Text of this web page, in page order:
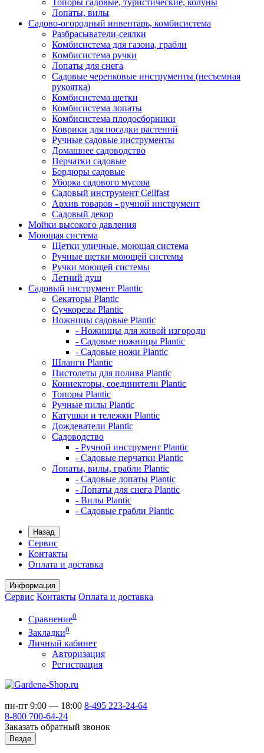
Топоры садовые, туристические, колуны
Лопаты, вилы
Садово-огородный инвентарь, комбисистема
Разбрасыватели-сеялки
Комбисистема для газона, грабли
Комбисистема ручки
Лопаты для снега
Садовые черенковые инструменты (несъемная
рукоятка)
Комбисистема щетки
Комбисистема лопаты
Комбисистема плодосборники
Коврики для посадки растений
Ручные садовые инструменты
Домашнее садоводство
Перчатки садовые
Бордюры садовые
Уборка садового мусора
Садовый инструмент Cellfast
Архив товаров - ручной инструмент
Садовый декор
Мойки высокого давления
Моющая система
Щетки уличные, моющая система
Ручные щетки моющей системы
Ручки моющей системы
Летний душ
Садовый инструмент Plantic
Секаторы Plantic
Сучкорезы Plantic
Ножницы садовые Plantic
- Ножницы для живой изгороди
- Садовые ножницы Plantic
- Садовые ножи Plantic
Шланги Plantic
Пистолеты для полива Plantic
Коннекторы, соединители Plantic
Топоры Plantic
Ручные пилы Plantic
Катушки и тележки Plantic
Дождеватели Plantic
Садоводство
- Ручной инструмент Plantic
- Садовые перчатки Plantic
Лопаты, вилы, грабли Plantic
- Садовые лопаты Plantic
- Лопаты для снега Plantic
- Вилы Plantic
- Садовые грабли Plantic
Назад
Сервис
Контакты
Оплата и доставка
Информация
Сервис Контакты Оплата и доставка
Сравнение0
Закладки0
Личный кабинет
Авторизация
Регистрация
пн-пт 9:00 — 18:00 8-495 223-24-64
8-800 700-64-24
Заказать обратный звонок
Везде